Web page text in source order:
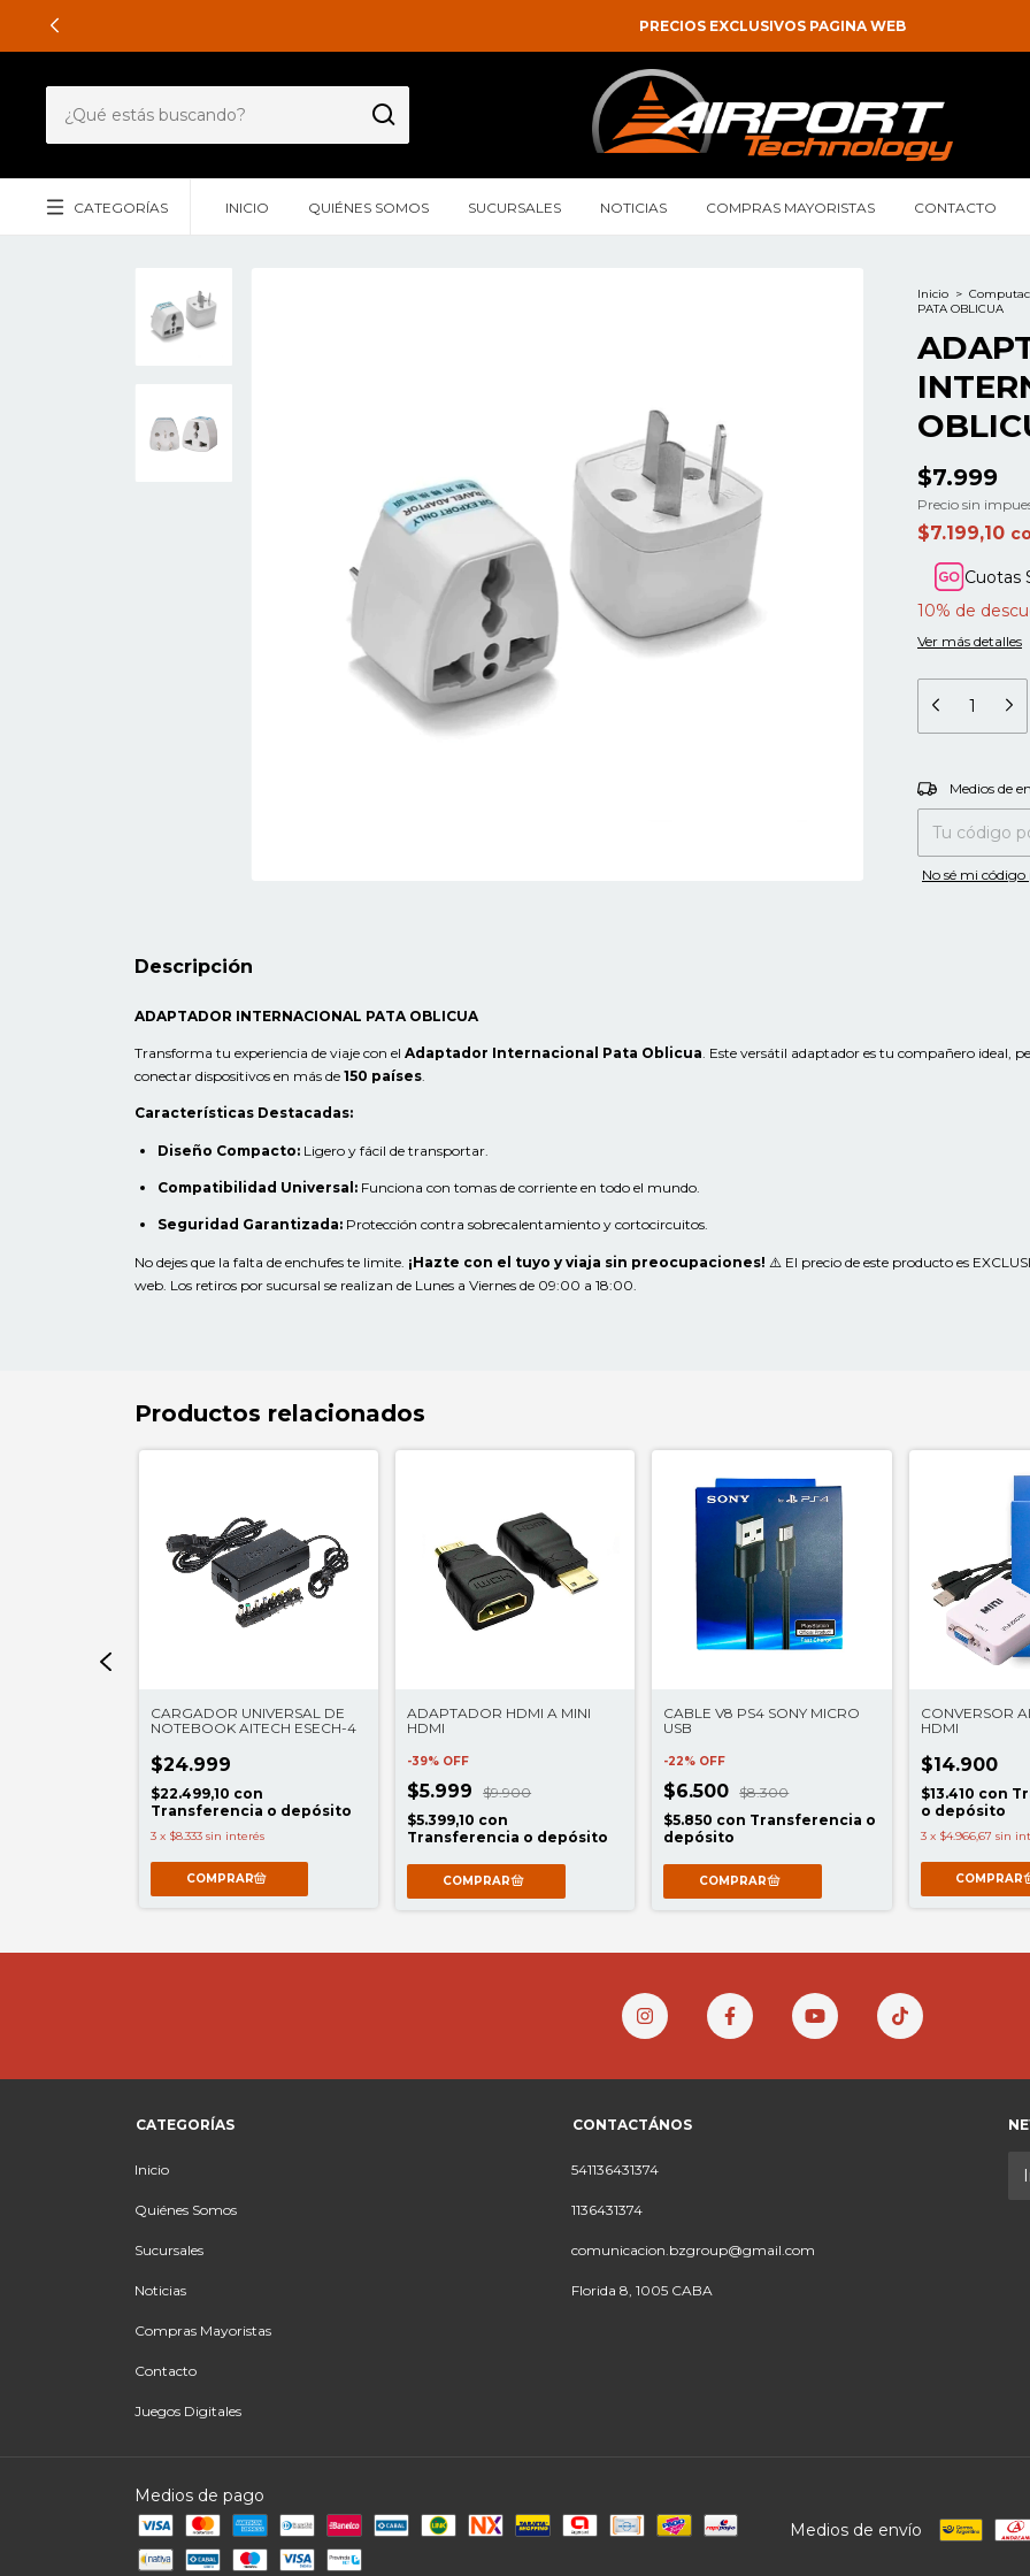
10% DE DESCUENTO EN PAGOS DE CONTADO
CATEGORÍAS INICIO QUIÉNES SOMOS SUCURSALES NOTICIAS COMPRAS MAYORISTAS CONTACTO
Inicio >
PATA OBLICUA
$7.999
Precio sin
$7.199,10
Cuotas
10% de
Ver más detalles
Entregas para el
Medios de
No sé mi código
Descripción
ADAPTADOR INTERNACIONAL PATA OBLICUA
Transforma tu experiencia de viaje con el Adaptador Internacional Pata Oblicua. Este versátil adaptador es tu compañero ideal,
conectar dispositivos en más de 150 países.
Características Destacadas:
Diseño Compacto: Ligero y fácil de transportar.
Compatibilidad Universal: Funciona con tomas de corriente en todo el mundo.
Seguridad Garantizada: Protección contra sobrecalentamiento y cortocircuitos.
No dejes que la falta de enchufes te limite. ¡Hazte con el tuyo y viaja sin preocupaciones! ⚠️ El precio de este producto es
web. Los retiros por sucursal se realizan de Lunes a Viernes de 09:00 a 18:00.
Productos relacionados
CARGADOR UNIVERSAL DE
NOTEBOOK AITECH ESECH-4
$24.999
$22.499,10 con
Transferencia o depósito
3 x $8.333 sin interés
ADAPTADOR HDMI A MINI
HDMI
-39% OFF
$5.999
$9.900
$5.399,10 con
Transferencia o depósito
CABLE V8 PS4 SONY MICRO
USB
-22% OFF
$6.500
$8.300
$5.850 con Transferencia o
depósito
CONVERSOR
HDMI
$14.900
$13.410 con
o depósito
3 x $4.966,67 sin
CATEGORÍAS
Inicio
Quiénes Somos
Sucursales
Noticias
Compras Mayoristas
Contacto
Juegos Digitales
CONTACTÁNOS
541136431374
1136431374
comunicacion.bzgroup@gmail.com
Florida 8, 1005 CABA
Medios de pago
Medios de envío